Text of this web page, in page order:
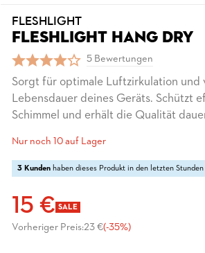
FLESHLIGHT
FLESHLIGHT HANG DRY
5 Bewertungen
Sorgt für optimale Luftzirkulation und
Lebensdauer deines Geräts. Schützt
Schimmel und erhält die Qualität
Nur noch 10 auf Lager
3 Kunden haben dieses Produkt in den letzten
15 € SALE
Vorheriger Preis:23 €(-35%)